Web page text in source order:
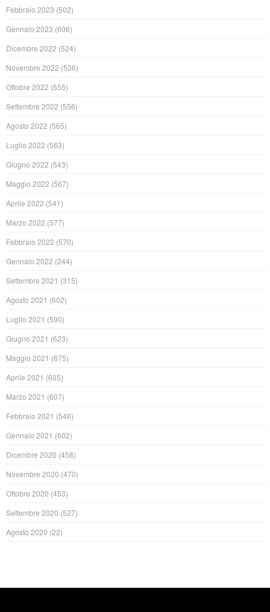
Febbraio 2023 (502)
Gennaio 2023 (606)
Dicembre 2022 (524)
Novembre 2022 (536)
Ottobre 2022 (555)
Settembre 2022 (556)
Agosto 2022 (565)
Luglio 2022 (563)
Giugno 2022 (543)
Maggio 2022 (567)
Aprile 2022 (541)
Marzo 2022 (577)
Febbraio 2022 (570)
Gennaio 2022 (244)
Settembre 2021 (315)
Agosto 2021 (602)
Luglio 2021 (590)
Giugno 2021 (623)
Maggio 2021 (675)
Aprile 2021 (605)
Marzo 2021 (607)
Febbraio 2021 (546)
Gennaio 2021 (602)
Dicembre 2020 (458)
Novembre 2020 (470)
Ottobre 2020 (453)
Settembre 2020 (527)
Agosto 2020 (22)